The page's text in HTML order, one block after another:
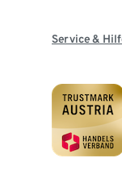
Service &